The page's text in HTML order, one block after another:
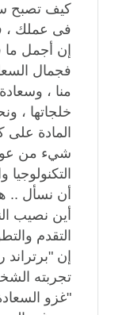
كيف تصبح
فى عملك ،
إن أجمل ما
فجمال
منا ،
خلجاتها ،
المادة
شيء من
أن نسأل ..
أين نصيب
التقدم
إن
تجربته
"غزو